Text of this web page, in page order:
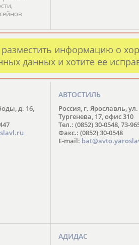
информацию о
данных и хотите ее
д. 16,
АВТОСТИЛЬ
Россия, г. Ярославль, ул.
Тургенева, 17, офис 310
Тел.: (0852) 30-0548, 73-
Факс.: (0852) 30-0548
E-mail:
АДИДАС